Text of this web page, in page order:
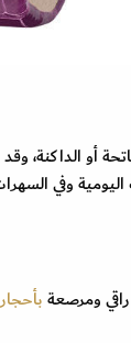
أو الداكنة،
وفي